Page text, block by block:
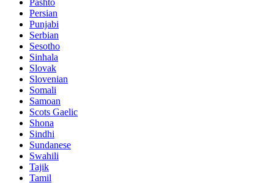
Pashto
Persian
Punjabi
Serbian
Sesotho
Sinhala
Slovak
Slovenian
Somali
Samoan
Scots Gaelic
Shona
Sindhi
Sundanese
Swahili
Tajik
Tamil